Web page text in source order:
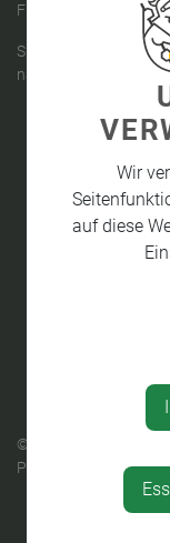
Freitag: 08:00 - 12:00
Sprechstunden des
nach telefonischer
© 2026 Sankt
Produkt der
i-gap
Wir
auf diese